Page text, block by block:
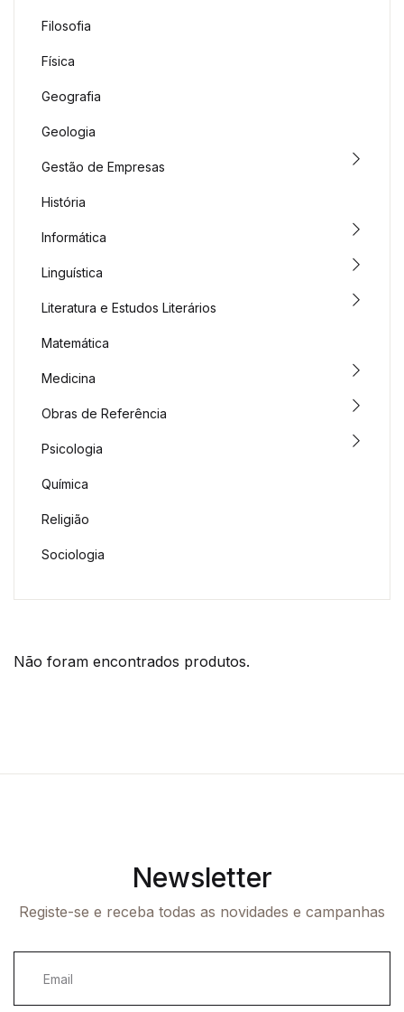
Não foram encontrados produtos.
Filosofia
Física
Geografia
Geologia
Gestão de Empresas
História
Informática
Linguística
Literatura e Estudos Literários
Matemática
Medicina
Obras de Referência
Psicologia
Química
Religião
Sociologia
Newsletter
Registe-se e receba todas as novidades e campanhas